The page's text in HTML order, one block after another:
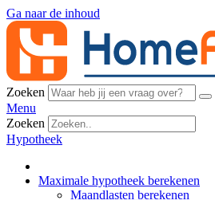
Ga naar de inhoud
Zoeken
Menu
Zoeken
Hypotheek
Maximale hypotheek berekenen
Maandlasten berekenen